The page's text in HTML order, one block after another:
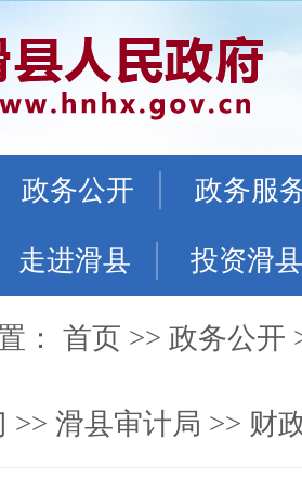
政务公开 政务服
走进滑县 投资滑县
： 首页 >> 政务公开
>> 滑县审计局 >> 财